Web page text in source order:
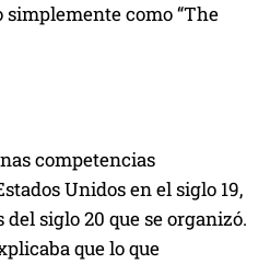
simplemente como “The
competencias
Unidos en el siglo 19,
siglo 20 que se organizó.
que lo que